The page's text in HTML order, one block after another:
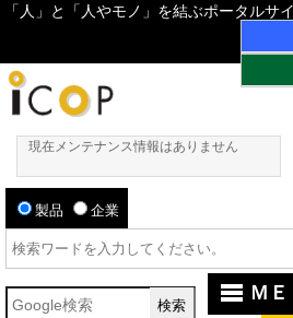
「人」と「人やモノ」を結ぶポータルサ
現在メンテナンス情報はありません
製品 企業
ＭＥ